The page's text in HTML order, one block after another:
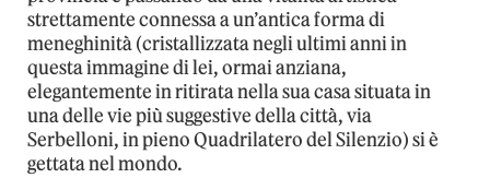
strettamente connessa a un’antica forma di
meneghinità (cristallizzata negli ultimi anni in
questa immagine di lei, ormai anziana,
elegantemente in ritirata nella sua casa situata in
una delle vie più suggestive della città, via
Serbelloni, in pieno Quadrilatero del Silenzio) si è
gettata nel mondo.